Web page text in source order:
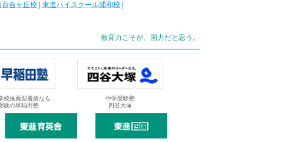
合ヶ丘校 東進ハイスクール浦和校
教育力こそが、国力だと思う。
校推薦型選抜なら
験の早稲田塾
中学受験塾
四谷大塚